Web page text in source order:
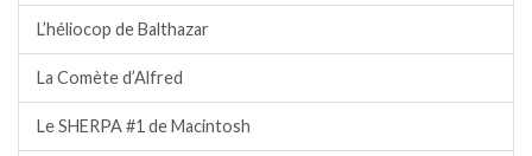
L’héliocop de Balthazar
La Comète d’Alfred
Le SHERPA #1 de Macintosh